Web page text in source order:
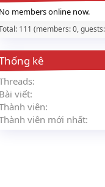
No members online now.
111 (members: 0,
kê
Bài viết
viên
viên mới nhất